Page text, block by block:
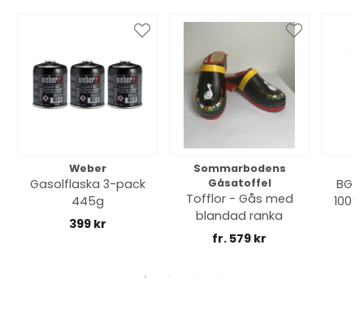
Weber
Gasolflaska 3-pack
445g
399 kr
Sommarbodens
Gåsatoffel
Tofflor - Gås med
blandad ranka
fr. 579 kr